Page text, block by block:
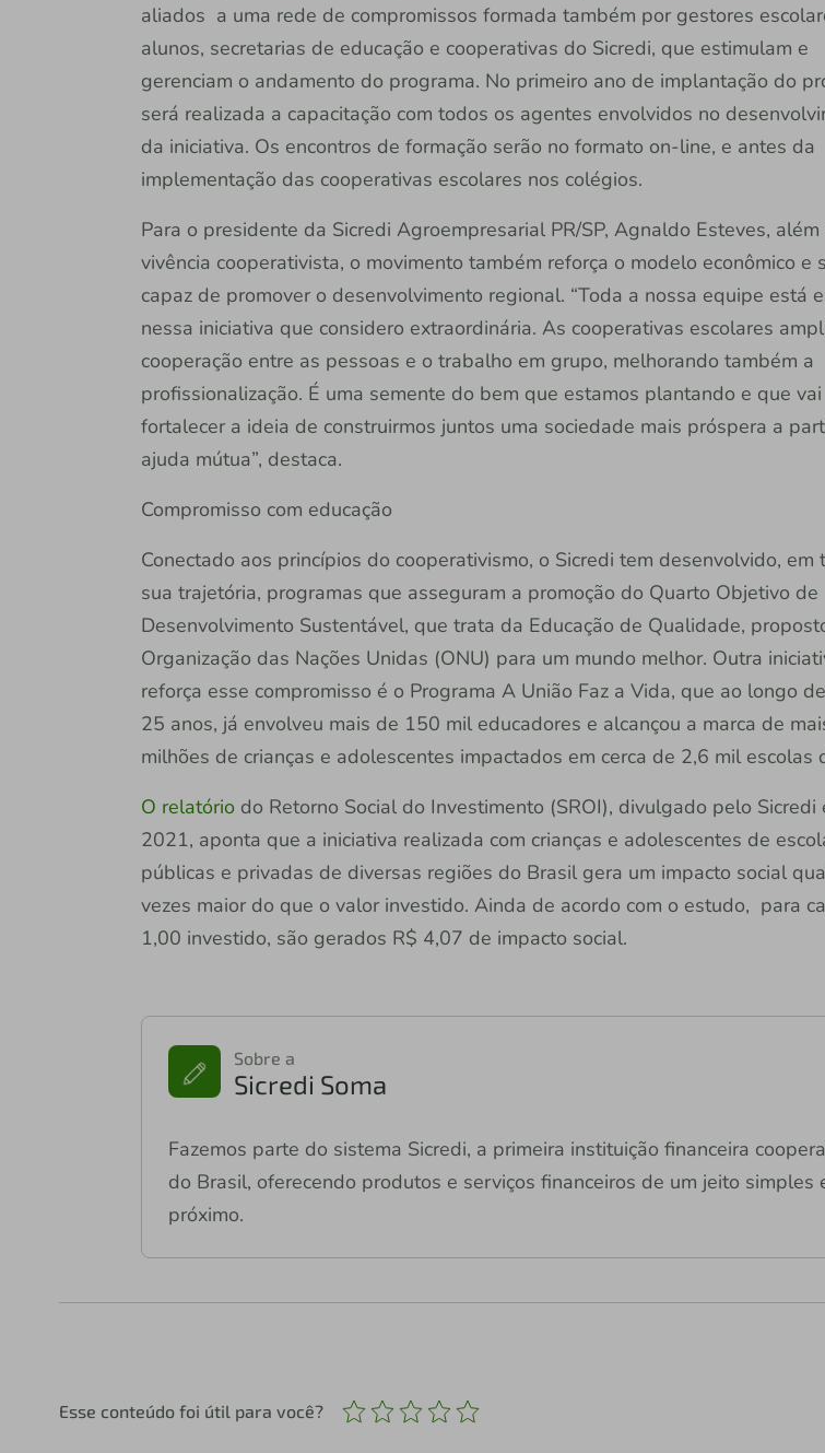
aliados a uma rede de compromissos formada também por gestores
alunos, secretarias de educação e cooperativas do Sicredi, que estimulam e
gerenciam o andamento do programa. No primeiro ano de implantação do
será realizada a capacitação com todos os agentes envolvidos no
da iniciativa. Os encontros de formação serão no formato on-line, e antes da
implementação das cooperativas escolares nos colégios.
Para o presidente da Sicredi Agroempresarial PR/SP, Agnaldo Esteves, além
vivência cooperativista, o movimento também reforça o modelo econômico e
capaz de promover o desenvolvimento regional. “Toda a nossa equipe está
nessa iniciativa que considero extraordinária. As cooperativas escolares
cooperação entre as pessoas e o trabalho em grupo, melhorando também a
profissionalização. É uma semente do bem que estamos plantando e que vai
fortalecer a ideia de construirmos juntos uma sociedade mais próspera a
ajuda mútua”, destaca.
Compromisso com educação
Conectado aos princípios do cooperativismo, o Sicredi tem desenvolvido, em
sua trajetória, programas que asseguram a promoção do Quarto Objetivo de
Desenvolvimento Sustentável, que trata da Educação de Qualidade,
Organização das Nações Unidas (ONU) para um mundo melhor. Outra
reforça esse compromisso é o Programa A União Faz a Vida, que ao longo
25 anos, já envolveu mais de 150 mil educadores e alcançou a marca de
milhões de crianças e adolescentes impactados em cerca de 2,6 mil escolas
O relatóriodo Retorno Social do Investimento (SROI), divulgado pelo Sicredi
2021, aponta que a iniciativa realizada com crianças e adolescentes de
públicas e privadas de diversas regiões do Brasil gera um impacto social
vezes maior do que o valor investido. Ainda de acordo com o estudo, para
1,00 investido, são gerados R$ 4,07 de impacto social.
Sobre a
Sicredi Soma
Fazemos parte do sistema Sicredi, a primeira instituição financeira
do Brasil, oferecendo produtos e serviços financeiros de um jeito simples
próximo.
Esse conteúdo foi útil para você?